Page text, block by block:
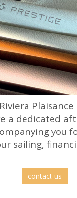
a dedicated
you
sailing,
contact-us